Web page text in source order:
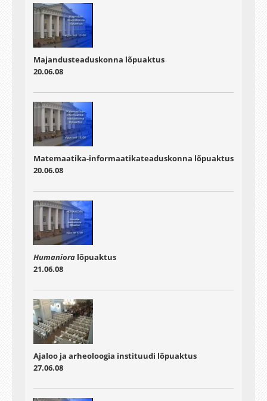
Majandusteaduskonna lõpuaktus
20.06.08
Matemaatika-informaatikateaduskonna lõpuaktus
20.06.08
Humaniora lõpuaktus
21.06.08
Ajaloo ja arheoloogia instituudi lõpuaktus
27.06.08